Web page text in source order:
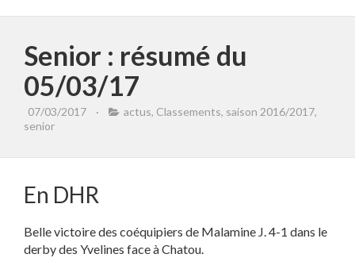
Senior : résumé du
05/03/17
07/03/2017 · actus, Classements, saison 2016/2017,
senior
En DHR
Belle victoire des coéquipiers de Malamine J. 4-1 dans le
derby des Yvelines face à Chatou.